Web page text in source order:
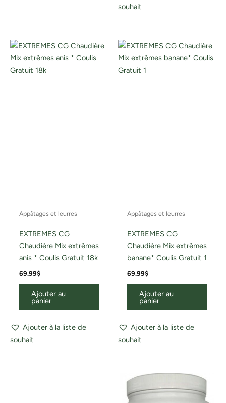
souhait
Appâtages et leurres
EXTREMES CG
Chaudière Mix extrêmes
anis * Coulis Gratuit 18k
69.99$
Ajouter au
panier
Ajouter à la liste de
souhait
Appâtages et leurres
EXTREMES CG
Chaudière Mix extrêmes
banane* Coulis Gratuit 1
69.99$
Ajouter au
panier
Ajouter à la liste de
souhait